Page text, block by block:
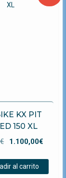
KX PIT
150 XL
€
El
original
1.100,00€
al carrito